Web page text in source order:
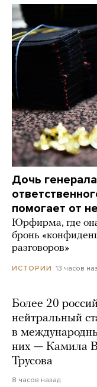
Дочь
помогает от
Юрфирма, где
бронь
разговоров»
ИСТОРИИ 13 часов
Более 20
нейтральный
в
них — Камила
Трусова
8 часов назад